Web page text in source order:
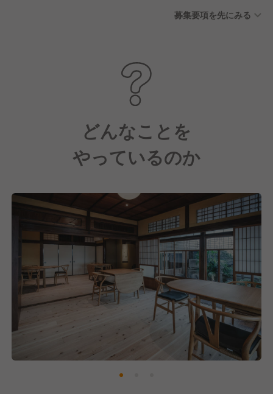
募集要項を先にみる
どんなことを
やっているのか